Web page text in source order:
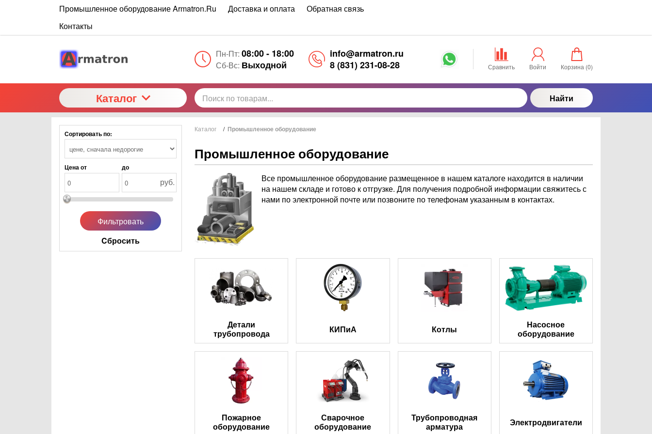
Промышленное оборудование Armatron.Ru Доставка и оплата
Обратная связь
Контакты
Пн-Пт: 08:00 - 18:00
Сб-Вс: Выходной
info@armatron.ru
8 (831) 231-08-28
Сравнить Войти Корзина (0)
Каталог Найти
Сортировать по:
Цена от до
руб.
Cбросить
Каталог / Промышленное оборудование
Промышленное оборудование
Все промышленное оборудование размещенное в нашем каталоге находится в наличии
на нашем складе и готово к отгрузке. Для получения подробной информации свяжитесь с
нами по электронной почте или позвоните по телефонам указанным в контактах.
Детали
трубопровода
КИПиА Котлы
Насосное
оборудование
Пожарное
оборудование
Сварочное
оборудование
Трубопроводная
арматура
Электродвигатели